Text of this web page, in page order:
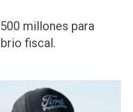
millones para
fiscal.